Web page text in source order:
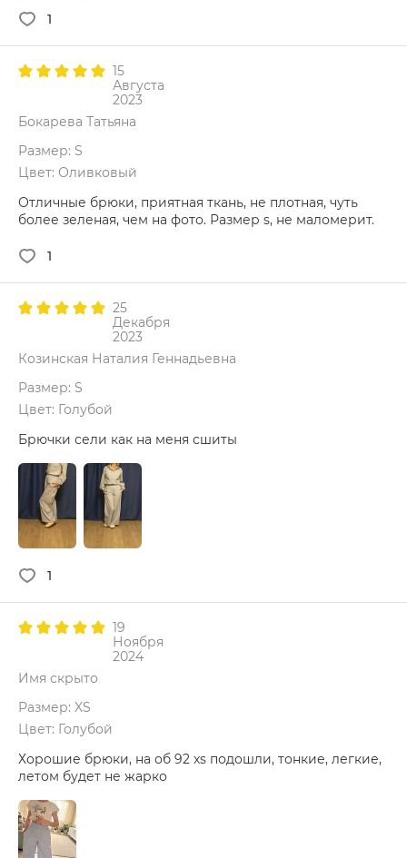
1
15
Августа
2023
Бокарева Татьяна
Размер: S
Цвет: Оливковый
Отличные брюки, приятная ткань, не плотная, чуть
более зеленая, чем на фото. Размер s, не маломерит.
1
25
Декабря
2023
Козинская Наталия Геннадьевна
Размер: S
Цвет: Голубой
Брючки сели как на меня сшиты
1
19
Ноября
2024
Имя скрыто
Размер: XS
Цвет: Голубой
Хорошие брюки, на об 92 xs подошли, тонкие, легкие,
летом будет не жарко